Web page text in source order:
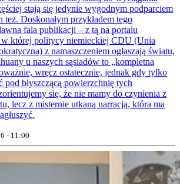
stają się jedynie wygodnym podparciem
tez. Doskonałym przykładem tego
fala publikacji – z tą na portalu
w której politycy niemieckiej CDU (Unia
z namaszczeniem ogłaszają światu,
u naszych sąsiadów to „kompletna
wręcz ostatecznie, jednak gdy tylko
pod błyszczącą powierzchnię tych
się, że nie mamy do czynienia z
lecz z misternie utkaną narracją, która ma
- 11:00